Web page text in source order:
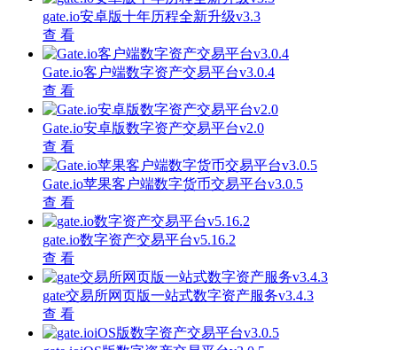
gate.io安卓版十年历程全新升级v3.3
查 看
Gate.io客户端数字资产交易平台v3.0.4
查 看
Gate.io安卓版数字资产交易平台v2.0
查 看
Gate.io苹果客户端数字货币交易平台v3.0.5
查 看
gate.io数字资产交易平台v5.16.2
查 看
gate交易所网页版一站式数字资产服务v3.4.3
查 看